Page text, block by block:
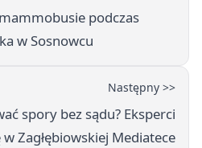
podczas
w Sosnowcu
Następny >>
spory bez sądu? Eksperci
Zagłębiowskiej Mediatece